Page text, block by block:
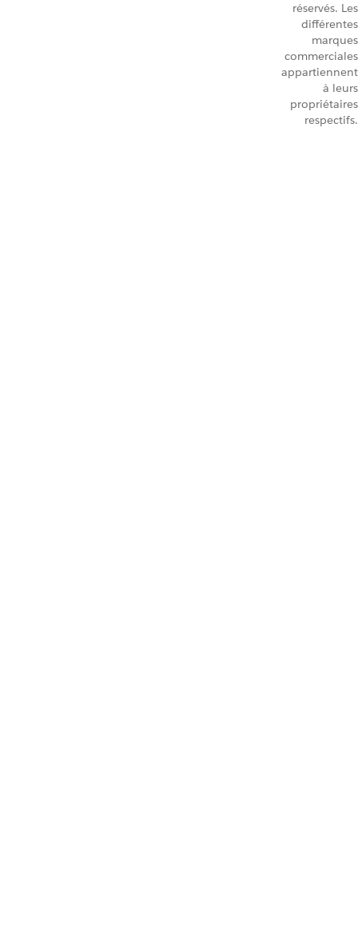
réservés. Les
différentes
marques
commerciales
appartiennent
à leurs
propriétaires
respectifs.